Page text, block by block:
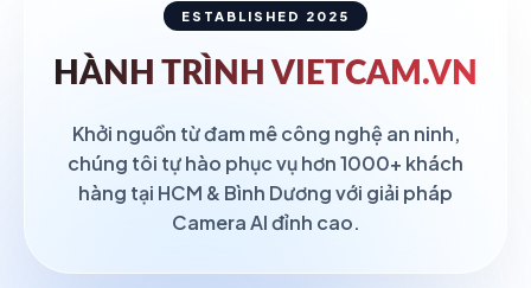
ESTABLISHED 2025
HÀNH TRÌNH VIETCAM.VN
Khởi nguồn từ đam mê công nghệ an ninh,
chúng tôi tự hào phục vụ hơn 1000+ khách
hàng tại HCM & Bình Dương với giải pháp
Camera AI đỉnh cao.